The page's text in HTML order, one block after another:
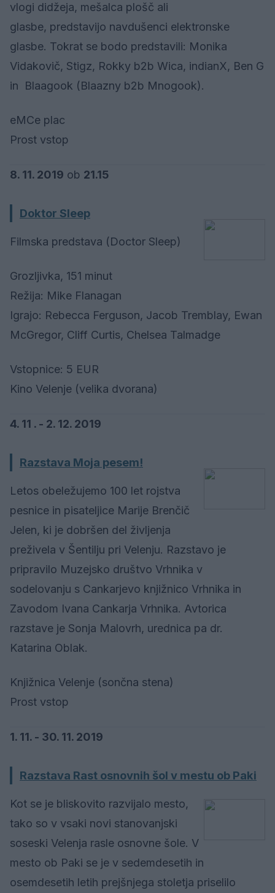
vlogi didžeja, mešalca plošč ali
glasbe, predstavijo navdušenci elektronske
glasbe. Tokrat se bodo predstavili: Monika
Vidakovič, Stigz, Rokky b2b Wica, indianX, Ben G
in Blaagook (Blaazny b2b Mnogook).
eMCe plac
Prost vstop
8. 11. 2019 ob 21.15
Doktor Sleep
Filmska predstava (Doctor Sleep)
Grozljivka, 151 minut
Režija: Mike Flanagan
Igrajo: Rebecca Ferguson, Jacob Tremblay, Ewan
McGregor, Cliff Curtis, Chelsea Talmadge
Vstopnice: 5 EUR
Kino Velenje (velika dvorana)
4. 11 . - 2. 12. 2019
Razstava Moja pesem!
Letos obeležujemo 100 let rojstva
pesnice in pisateljice Marije Brenčič
Jelen, ki je dobršen del življenja
preživela v Šentilju pri Velenju. Razstavo je
pripravilo Muzejsko društvo Vrhnika v
sodelovanju s Cankarjevo knjižnico Vrhnika in
Zavodom Ivana Cankarja Vrhnika. Avtorica
razstave je Sonja Malovrh, urednica pa dr.
Katarina Oblak.
Knjižnica Velenje (sončna stena)
Prost vstop
1. 11. - 30. 11. 2019
Razstava Rast osnovnih šol v mestu ob Paki
Kot se je bliskovito razvijalo mesto,
tako so v vsaki novi stanovanjski
soseski Velenja rasle osnovne šole. V
mesto ob Paki se je v sedemdesetih in
osemdesetih letih prejšnjega stoletja priselilo